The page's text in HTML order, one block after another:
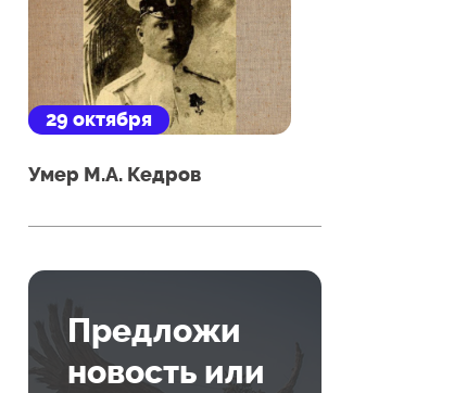
29 октября
Умер М.А. Кедров
Предложи
новость или